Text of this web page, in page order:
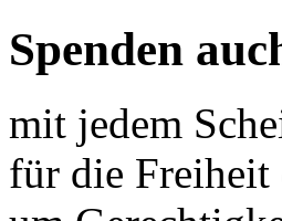
Spenden
mit jedem
für die Freiheit